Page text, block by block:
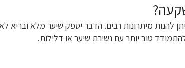
מיתרונות רבים. הדבר יספק שיער מלא ובריא
טוב יותר עם נשירת שיער או דלילות.